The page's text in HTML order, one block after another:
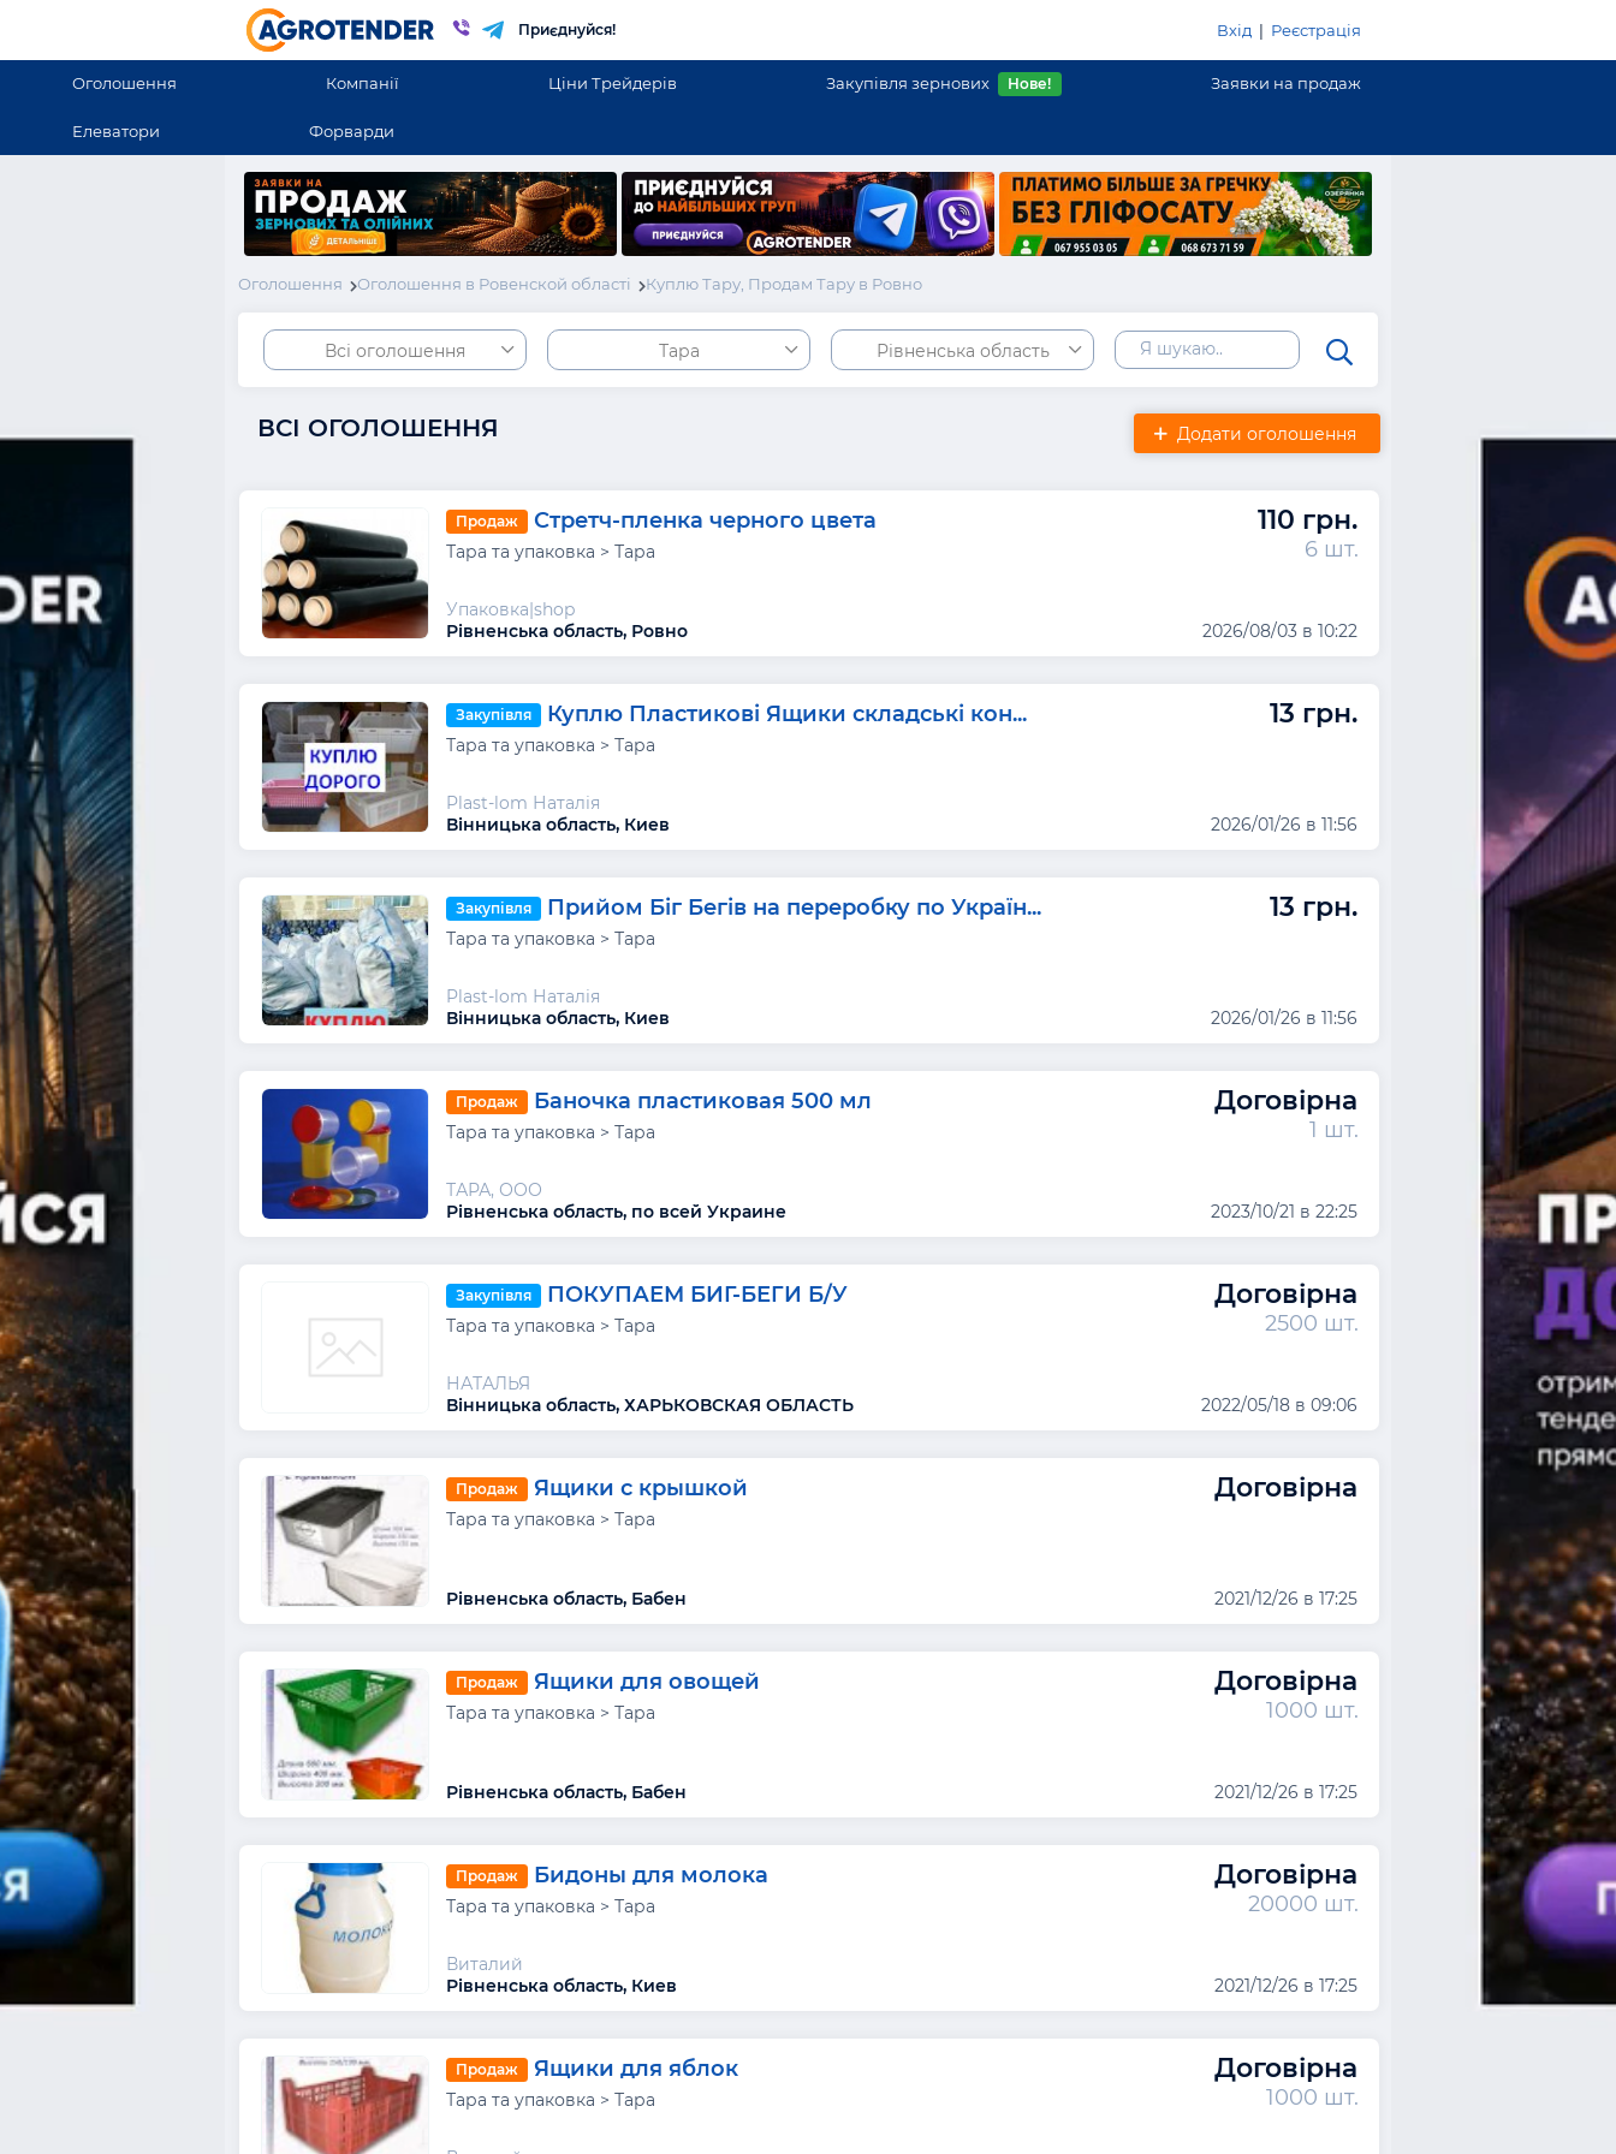
Приєднуйся! Вхід | Реєстрація
Оголошення Компанії Ціни Трейдерів Закупівля зернових Нове! Заявки на продаж
Елеватори Форварди
Оголошення Оголошення в Ровенской області Куплю Тару, Продам Тару в Ровно
Всі оголошення Тара Рівненська область
Додати оголошення
ВСІ ОГОЛОШЕННЯ
Продаж Стретч-пленка черного цвета 110 грн.
Тара та упаковка > Тара 6 шт.
Упаковка|shop
Рівненська область, Ровно
2026/08/03 в 10:22
Закупівля Куплю Пластикові Ящики складські кон... 13 грн.
Тара та упаковка > Тара
Plast-lom Наталія
Вінницька область, Киев
2026/01/26 в 11:56
Закупівля Прийом Біг Бегів на переробку по Україн... 13 грн.
Тара та упаковка > Тара
Plast-lom Наталія
Вінницька область, Киев
2026/01/26 в 11:56
Продаж Баночка пластиковая 500 мл Договірна
Тара та упаковка > Тара 1 шт.
ТАРА, ООО
Рівненська область, по всей Украине
2023/10/21 в 22:25
Закупівля ПОКУПАЕМ БИГ-БЕГИ Б/У Договірна
Тара та упаковка > Тара 2500 шт.
НАТАЛЬЯ
Вінницька область, ХАРЬКОВСКАЯ ОБЛАСТЬ
2022/05/18 в 09:06
Продаж Ящики с крышкой Договірна
Тара та упаковка > Тара
Рівненська область, Бабен 2021/12/26 в 17:25
Продаж Ящики для овощей Договірна
Тара та упаковка > Тара 1000 шт.
Рівненська область, Бабен 2021/12/26 в 17:25
Продаж Бидоны для молока Договірна
Тара та упаковка > Тара 20000 шт.
Виталий
Рівненська область, Киев
2021/12/26 в 17:25
Продаж Ящики для яблок Договірна
Тара та упаковка > Тара 1000 шт.